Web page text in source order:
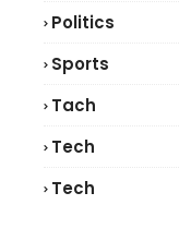
Politics
Sports
Tach
Tech
Tech